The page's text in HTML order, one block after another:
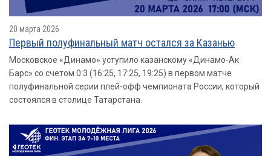
20 марта 2026
Первый полуфинальный матч остался за Казанью
Московское «Динамо» уступило казанскому «Динамо-Ак
Барс» со счетом 0:3 (16:25, 17:25, 19:25) в первом матче
полуфинальной серии плей-офф чемпионата России, который
состоялся в столице Татарстана.